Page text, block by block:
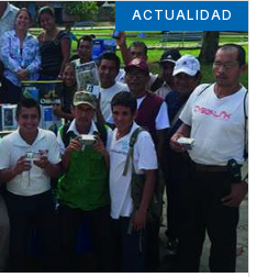
ACTUALIDAD